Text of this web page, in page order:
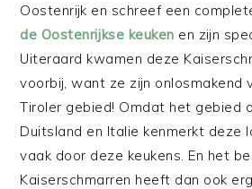
Oostenrijk en schreef een
de Oostenrijkse keuken en zijn
Uiteraard kwamen deze
voorbij, want ze zijn onlosmakend
Tiroler gebied! Omdat het gebied
Duitsland en Italie kenmerkt deze
vaak door deze keukens. En het
Kaiserschmarren heeft dan ook